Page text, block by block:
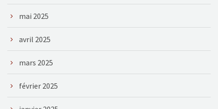
mai 2025
avril 2025
mars 2025
février 2025